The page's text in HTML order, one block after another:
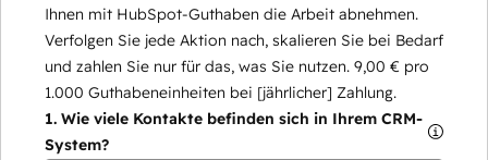
Ihnen mit HubSpot-Guthaben die Arbeit abnehmen.
Verfolgen Sie jede Aktion nach, skalieren Sie bei Bedarf
und zahlen Sie nur für das, was Sie nutzen. 9,00 € pro
1.000 Guthabeneinheiten bei [jährlicher] Zahlung.
1. Wie viele Kontakte befinden sich in Ihrem CRM-
System?